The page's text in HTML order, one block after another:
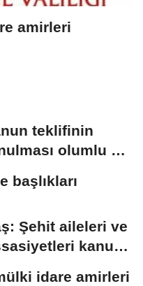
amirleri
teklifinin
olumlu bir
başlıkları
Şehit aileleri ve
kanun
idare amirleri